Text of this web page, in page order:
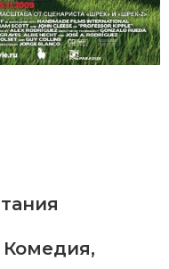
Комедия,